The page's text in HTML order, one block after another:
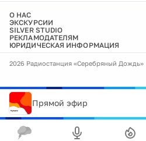
О НАС
ЭКСКУРСИИ
SILVER STUDIO
РЕКЛАМОДАТЕЛЯМ
ЮРИДИЧЕСКАЯ ИНФОРМАЦИЯ
2026 Радиостанция «Серебряный Дождь»
Прямой эфир